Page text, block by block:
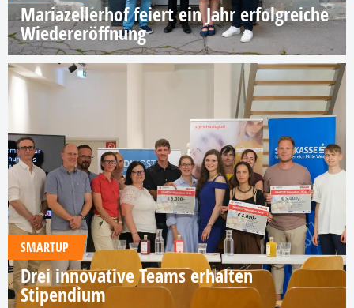
Mariazellerhof feiert ein Jahr erfolgreiche
Wiedereröffnung
SMARTUP
Drei innovative Teams erhalten
Stipendium